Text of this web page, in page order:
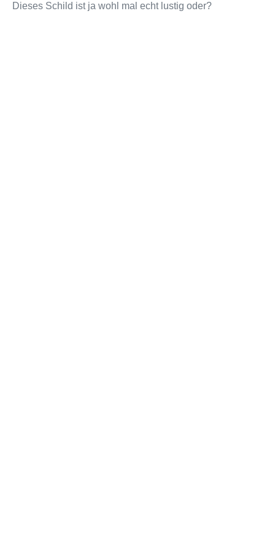
Dieses Schild ist ja wohl mal echt lustig oder?